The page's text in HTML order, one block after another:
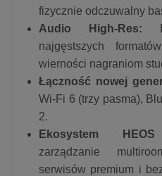
fizycznie odczuwalny
Audio High-Res:
najgęstszych
wierności nagraniom
Łączność nowej
Wi-Fi 6 (trzy pasma),
2.
Ekosystem
zarządzanie
serwisów premium i